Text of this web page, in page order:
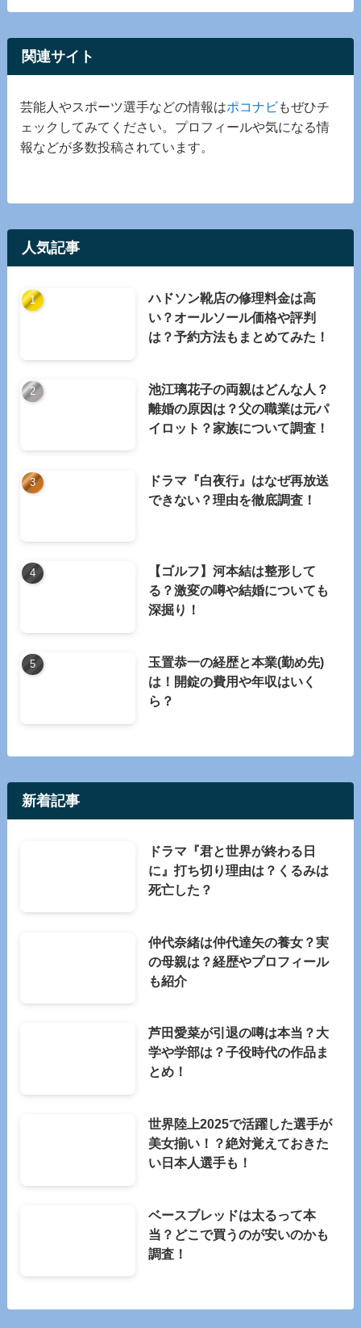
関連サイト
芸能人やスポーツ選手などの情報はポコナビもぜひチ
ェックしてみてください。プロフィールや気になる情
報などが多数投稿されています。
人気記事
ハドソン靴店の修理料金は高
い？オールソール価格や評判
は？予約方法もまとめてみた！
池江璃花子の両親はどんな人？
離婚の原因は？父の職業は元パ
イロット？家族について調査！
ドラマ『白夜行』はなぜ再放送
できない？理由を徹底調査！
【ゴルフ】河本結は整形して
る？激変の噂や結婚についても
深掘り！
玉置恭一の経歴と本業(勤め先)
は！開錠の費用や年収はいく
ら？
新着記事
ドラマ『君と世界が終わる日
に』打ち切り理由は？くるみは
死亡した？
仲代奈緒は仲代達矢の養女？実
の母親は？経歴やプロフィール
も紹介
芦田愛菜が引退の噂は本当？大
学や学部は？子役時代の作品ま
とめ！
世界陸上2025で活躍した選手が
美女揃い！？絶対覚えておきた
い日本人選手も！
ベースブレッドは太るって本
当？どこで買うのが安いのかも
調査！